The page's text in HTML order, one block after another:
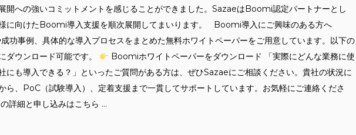
開への強いコミットメントを感じることができました。SazaeはBoomi認定パートナーとし
に向けたBoomi導入支援を順次展開してまいります。 Boomi導入にご興味のある方へ
功事例、具体的な導入プロセスをまとめた無料ホワイトペーパーをご用意しています。以下の
ダウンロード可能です。
Boomiホワイトペーパーをダウンロード 「実際にどんな業務に使
にも導入できる？」といったご質問がある方は、ぜひSazaeにご相談ください。貴社の状況に
ら、PoC（試験導入）、定着支援まで一貫してサポートしています。お気軽にご連絡くださ
詳細と申し込みはこちら